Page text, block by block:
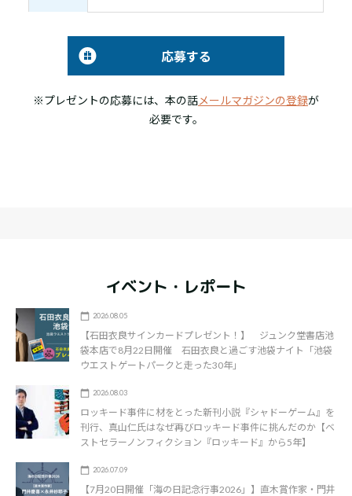
応募する
※プレゼントの応募には、本の話メールマガジンの登録が
必要です。
イベント・レポート
2026.08.05
【石田衣良サインカードプレゼント！】 ジュンク堂書店池
袋本店で8月22日開催 石田衣良と過ごす池袋ナイト「池袋
ウエストゲートパークと走った30年」
2026.08.03
ロッキード事件に材をとった新刊小説『シャドーゲーム』を
刊行、真山仁氏はなぜ再びロッキード事件に挑んだのか【ベ
ストセラーノンフィクション『ロッキード』から5年】
2026.07.09
【7月20日開催「海の日記念行事2026」】直木賞作家・門井